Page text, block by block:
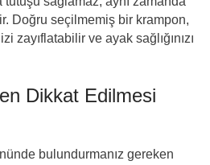
Doğru seçilmemiş bir krampon,
zayıflatabilir ve ayak sağlığınızı
Dikkat Edilmesi
bulundurmanız gereken